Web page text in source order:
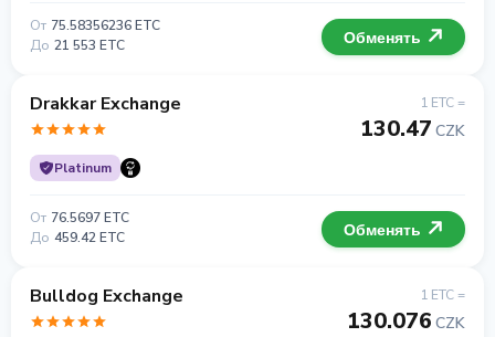
От 75.58356236 ETC
До 21 553 ETC Обменять
Drakkar Exchange
Platinum
1 ETC =
130.47 CZK
От 76.5697 ETC
До 459.42 ETC Обменять
Bulldog Exchange 1 ETC =
130.076 CZK